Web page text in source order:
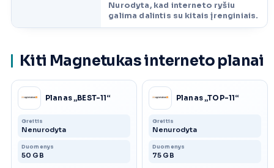
Nurodyta, kad interneto ryšiu
galima dalintis su kitais įrenginiais.
Kiti Magnetukas interneto planai
Planas „BEST-11“
Greitis
Nenurodyta
Duomenys
50 GB
Planas „TOP-11“
Greitis
Nenurodyta
Duomenys
75 GB